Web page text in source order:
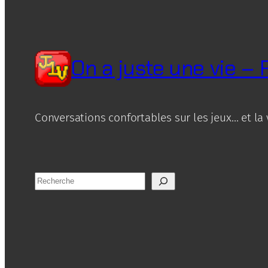
On a juste une vie –
Conversations confortables sur les jeux… et la
R